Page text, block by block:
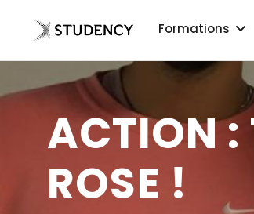
Formations
ACTION :
ROSE !